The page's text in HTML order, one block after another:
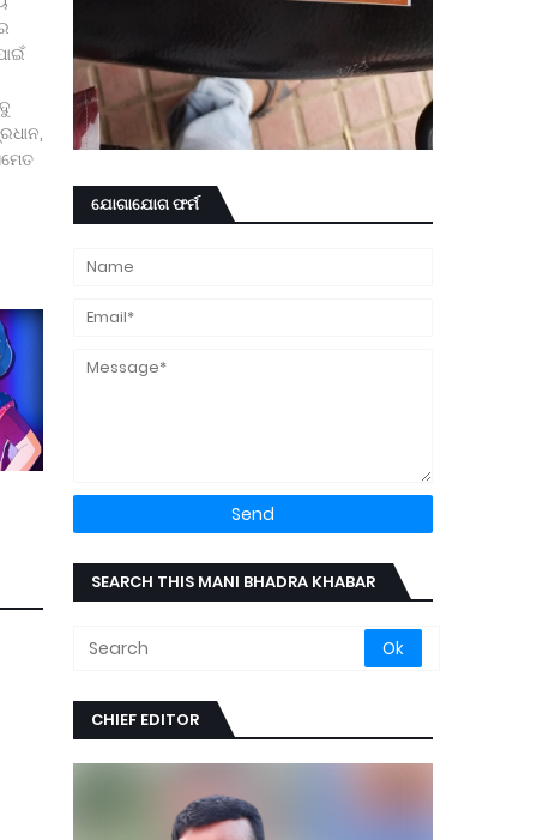
ଯୋଗାଯୋଗ ଫର୍ମ
SEARCH THIS MANI BHADRA KHABAR
CHIEF EDITOR